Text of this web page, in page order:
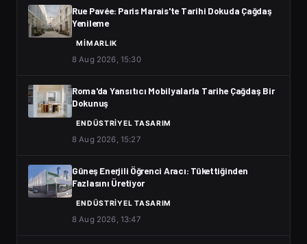
Rue Pavée: Paris Marais'te Tarihi Dokuda Çağdaş
Yenileme
MIMARLIK
8 Aug 2026, 15:30
Roma'da Yansıtıcı Mobilyalarla Tarihe Çağdaş Bir
Dokunuş
ENDÜSTRIYEL TASARIM
8 Aug 2026, 15:27
Güneş Enerjili Öğrenci Aracı: Tükettiğinden
Fazlasını Üretiyor
ENDÜSTRIYEL TASARIM
8 Aug 2026, 13:47